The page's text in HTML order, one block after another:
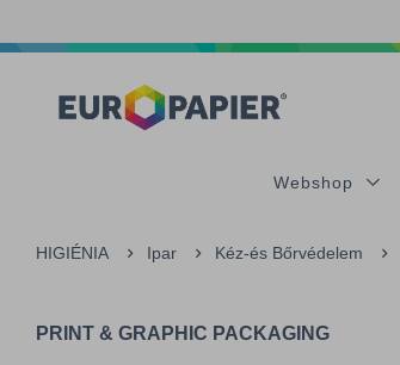
Webshop
HIGIÉNIA Ipar Kéz-és Bőrvédelem
PRINT & GRAPHIC PACKAGING